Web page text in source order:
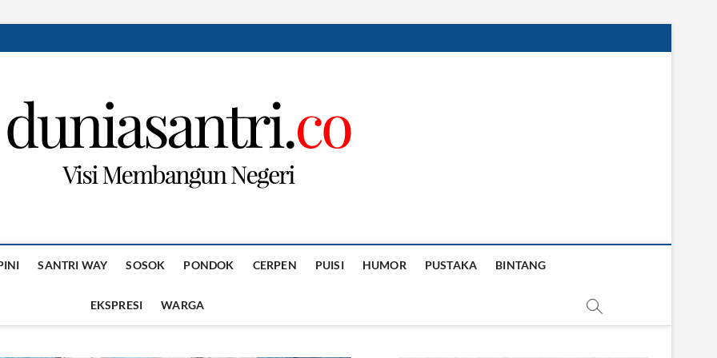
SANTRI WAY SOSOK PONDOK CERPEN PUISI HUMOR PUSTAKA BINTANG
EKSPRESI WARGA